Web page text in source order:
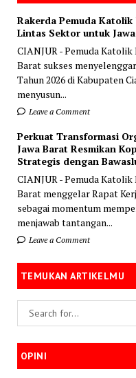
Rakerda Pemuda
Lintas Sektor untuk
CIANJUR - Pemuda Katolik
Barat sukses
Tahun 2026 di Kabupaten
menyusun...
Leave a Comment
Perkuat Transformasi
Jawa Barat Resmikan
Strategis dengan
CIANJUR - Pemuda Katolik
Barat menggelar Rapat
sebagai momentum
menjawab tantangan...
Leave a Comment
TEMUKAN ARTIKELMU
OPINI